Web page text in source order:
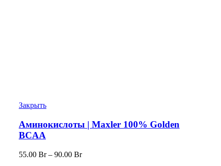
Закрыть
Аминокислоты | Maxler 100% Golden
BCAA
55.00 Br– 90.00 Br